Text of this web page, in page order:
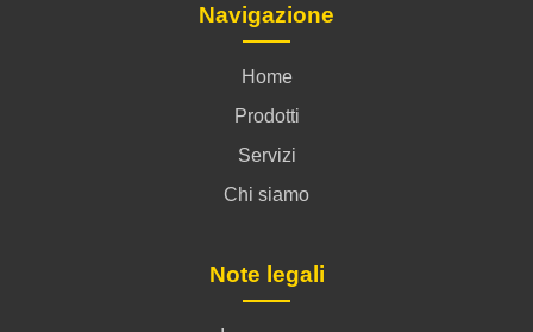
Navigazione
Home
Prodotti
Servizi
Chi siamo
Note legali